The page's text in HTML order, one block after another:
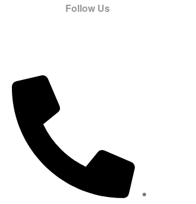
Follow Us